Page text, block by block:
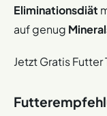
Eliminationsdiät
auf genug
Jetzt Gratis Futter